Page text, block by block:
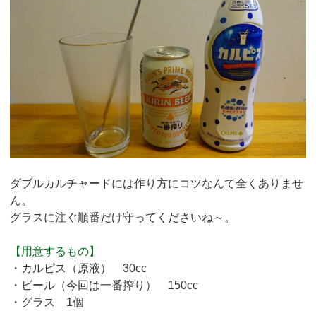
ダブルカルチャードには作り方にコツなんて全くありませ
ん。
グラスに注ぐ順番だけ守ってくださいね～。
【用意するもの】
・カルピス（原液） 30cc
・ビール（今回は一番搾り） 150cc
・グラス 1個